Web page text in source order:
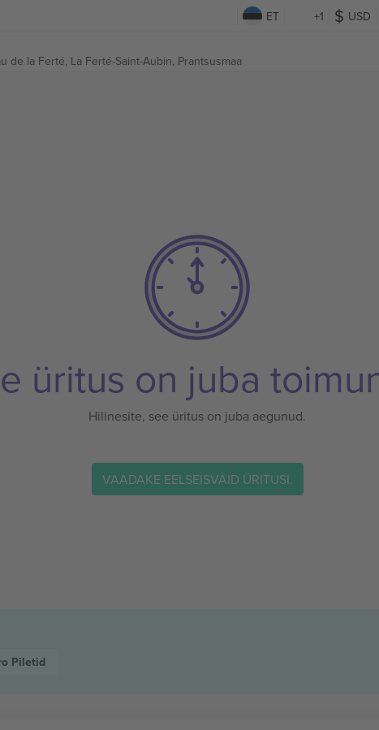
ET +1 USD
de la Ferté, La Ferté-Saint-Aubin, Prantsusmaa
üritus on juba
Hilinesite, see üritus on juba aegunud.
VAADAKE EELSEISVAID ÜRITUSI.
Piletid